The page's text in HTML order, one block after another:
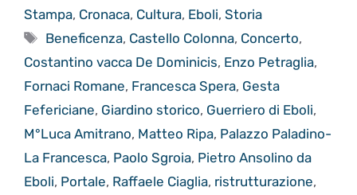
Stampa, Cronaca, Cultura, Eboli, Storia
Tag
Beneficenza, Castello Colonna, Concerto,
Costantino vacca De Dominicis, Enzo Petraglia,
Fornaci Romane, Francesca Spera, Gesta
Fefericiane, Giardino storico, Guerriero di Eboli,
M°Luca Amitrano, Matteo Ripa, Palazzo Paladino-
La Francesca, Paolo Sgroia, Pietro Ansolino da
Eboli, Portale, Raffaele Ciaglia, ristrutturazione,